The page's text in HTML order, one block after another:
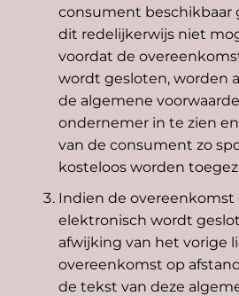
consument beschikbaar
dit redelijkerwijs niet
voordat de
wordt gesloten, worden
de algemene
ondernemer in te zien
van de consument zo
kosteloos worden
Indien de overeenkomst
elektronisch wordt
afwijking van het vorige
overeenkomst op
de tekst van deze